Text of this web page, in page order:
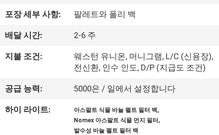
하
여
공
장
포장 세부 사항: 팔레트와 폴리 백
배달 시간: 2-6 주
지불 조건:
웨스턴 유니온, 머니그램, L/C (신용장),
전신환, 인수 인도, D/P (지급도 조건)
공급 능력: 5000은 / 일에서 설정합니다
하이 라이트: 아스팔트 식물 바늘 펠트 필터 백 ,
Nomex 아스팔트 식물 먼지 필터 ,
발수성 바늘 펠트 필터 백